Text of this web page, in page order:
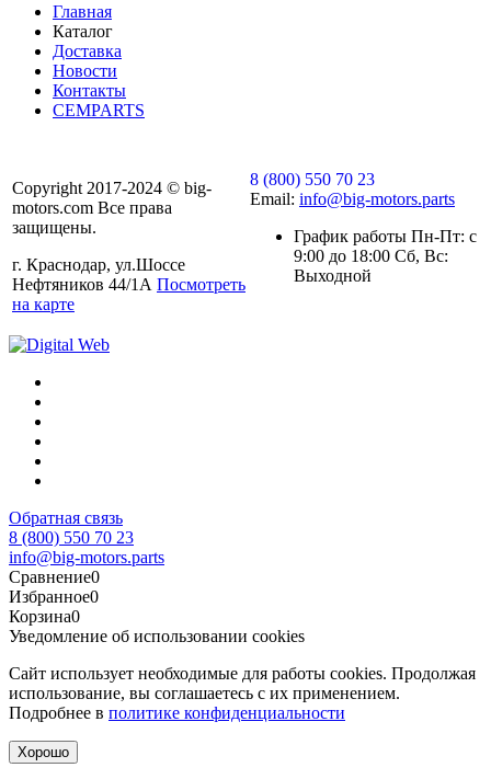
Главная
Каталог
Доставка
Новости
Контакты
CEMPARTS
Copyright 2017-2024 © big-
motors.com Все права
защищены.
г. Краснодар, ул.Шоссе
Нефтяников 44/1А Посмотреть
на карте
8 (800) 550 70 23
Email: info@big-motors.parts
График работы Пн-Пт: с
9:00 до 18:00 Сб, Вс:
Выходной
Обратная связь
8 (800) 550 70 23
info@big-motors.parts
Сравнение0
Избранное0
Корзина0
Уведомление об использовании cookies
Сайт использует необходимые для работы cookies. Продолжая
использование, вы соглашаетесь с их применением.
Подробнее в политике конфиденциальности
Хорошо